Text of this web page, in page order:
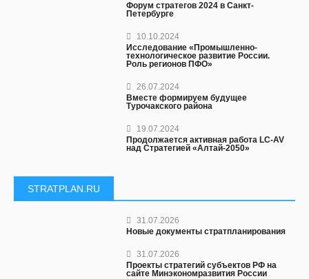
Форум стратегов 2024 в Санкт-
Петербурге
10.10.2024
Исследование «Промышленно-
технологическое развитие России.
Роль регионов ПФО»
26.07.2024
Вместе формируем будущее
Турочакского района
19.07.2024
Продолжается активная работа LC-AV
над Стратегией «Алтай-2050»
STRATPLAN.RU
31.07.2026
Новые документы стратпланирования
31.07.2026
Проекты стратегий субъектов РФ на
сайте Минэкономразвития России